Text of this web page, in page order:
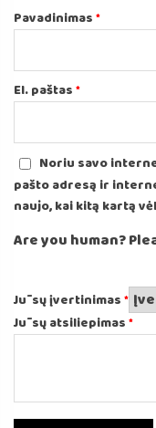
Pavadinimas*
El. paštas*
Noriu savo
pašto adresą ir
naujo, kai kitą kartą
Are you human?
Jūsų įvertinimas*
Jūsų atsiliepimas*